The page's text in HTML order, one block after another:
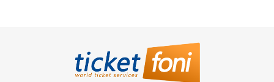
üzerinden The Stooges konser bileti satın almak
Ticketfoni ye üye olunuz. Bilet seçiminizi yapınız. (Katılmak
istediğiniz etkinlik ya da etkinliklere ait siteye optimize edilmiş